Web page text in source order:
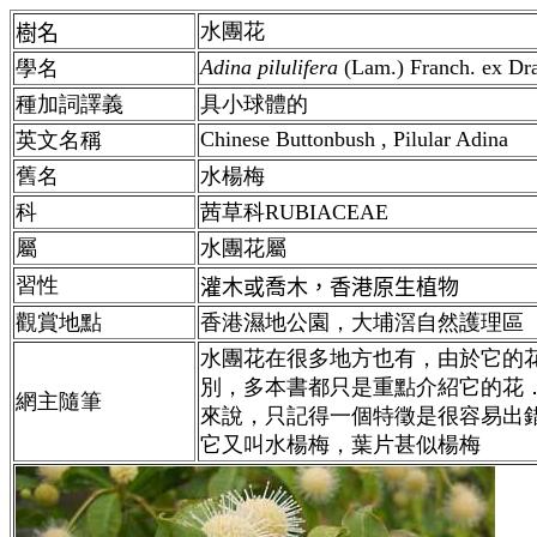
樹名
水團花
學名
Adina pilulifera (Lam.) Franch. ex
種加詞譯義
具小球體的
英文名稱
Chinese Buttonbush , Pilular Adina
舊名
水楊梅
科
茜草科RUBIACEAE
屬
水團花屬
習性
灌木或喬木，香港原生植物
觀賞地點
香港濕地公園，大埔滘自然護理區
網主隨筆
水團花在很多地方也有，由於它的
別，多本書都只是重點介紹它的花
來說，只記得一個特徵是很容易出
它又叫水楊梅，葉片甚似楊梅